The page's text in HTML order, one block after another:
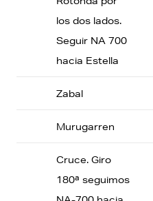
los dos lados.
Seguir NA 700
hacia Estella
Zabal
Murugarren
Cruce. Giro
180ª seguimos